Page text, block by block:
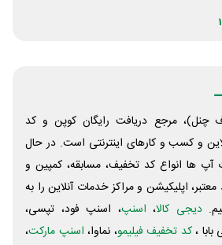
چنل)، مرجع دریافت رایگان کوپن و کد
و کسب و‌ کارهای اینترنتی است. در حال
آپ ها انواع کد تخفیف، مسابقه، کمپین و
اپلیکیشن و مراکز خدمات آنلاین را به
دیجی کالا، اسنپ، اسنپ فود، تپسی،
،کد تخفیف فیلیمو، نماوا، اسنپ مارکت،